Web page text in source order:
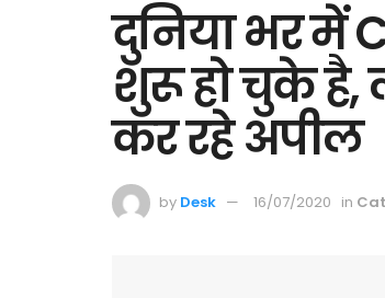
दुनिया भर में
शुरू हो चुके है,
कर रहे अपील
by Desk 16/07/2020 in